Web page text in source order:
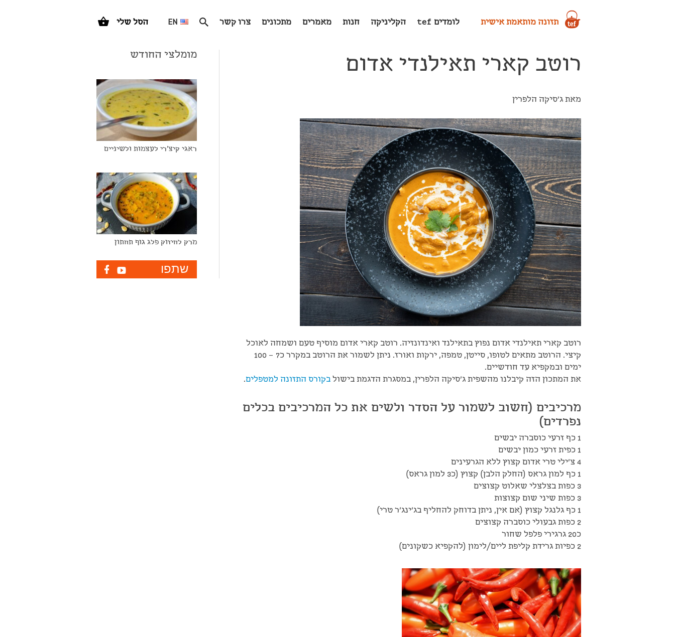
תזונה מותאמת אישית לומדים tef הקליניקה חנות מאמרים מתכונים צרו קשר EN הסל שלי
רוטב קארי תאילנדי אדום
מאת ג'סיקה הלפרין
רוטב קארי תאילנדי אדום נפוץ בתאילנד ואינדונזיה. רוטב קארי אדום מוסיף טעם ושמחה לאוכל
קיצי. הרוטב מתאים לטופו, סייטן, טמפה, ירקות ואורז. ניתן לשמור את הרוטב במקרר כ7 – 100
ימים ובמקפיא עד חודשיים.
את המתכון הזה קיבלנו מהשפית ג'סיקה הלפרין, במסגרת הדגמת בישול בקורס התזונה למטפלים.
מרכיבים (חשוב לשמור על הסדר ולשים את כל המרכיבים בכלים
נפרדים)
1 כף זרעי כוסברה יבשים
1 כפית זרעי כמון יבשים
4 צ'ילי טרי אדום קצוץ ללא הגרעינים
1 כף למון גראס (החלק הלבן) קצוץ (כ3 למון גראס)
3 כפות בצלצלי שאלוט קצוצים
3 כפות שיני שום קצוצות
1 כף גלנגל קצוץ (אם אין, ניתן בדוחק להחליף בג'ינג'ר טרי)
2 כפות גבעולי כוסברה קצוצים
כ20 גרגירי פלפל שחור
2 כפיות גרידת קליפת ליים/לימון (להקפיא כשקונים)
מומלצי החודש
ראגי קיצ'רי לעצמות ולשיניים
מרק לחיזוק פלג גוף תחתון
שתפו